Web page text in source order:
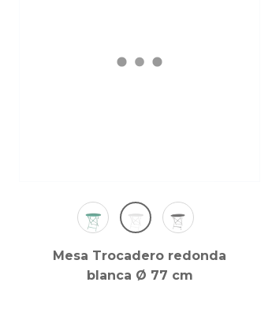
Mesa Trocadero redonda
blanca Ø 77 cm